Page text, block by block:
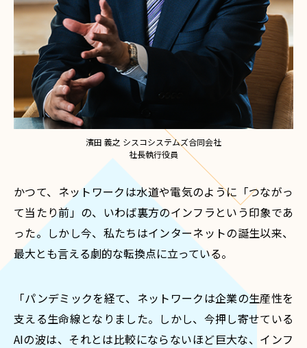
濱田 義之 シスコシステムズ合同会社
社長執行役員
かつて、ネットワークは水道や電気のように「つながっ
て当たり前」の、いわば裏方のインフラという印象であ
った。しかし今、私たちはインターネットの誕生以来、
最大とも言える劇的な転換点に立っている。
「パンデミックを経て、ネットワークは企業の生産性を
支える生命線となりました。しかし、今押し寄せている
AIの波は、それとは比較にならないほど巨大な、インフ